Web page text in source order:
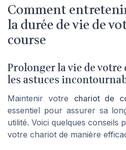
Comment
la durée de vie de
course
Prolonger la vie de
les astuces
Maintenir votre chariot de
essentiel pour assurer sa
utilité. Voici quelques conseils
votre chariot de manière